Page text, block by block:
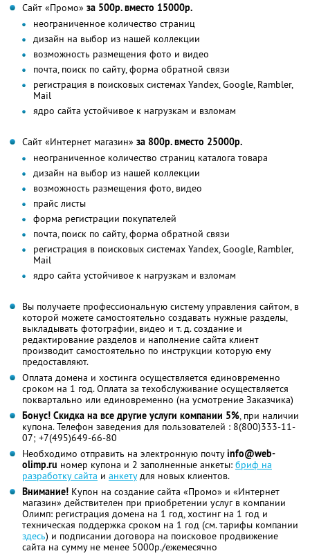
Сайт «Промо» за 500р. вместо 15000р.
неограниченное количество страниц
дизайн на выбор из нашей коллекции
возможность размещения фото и видео
почта, поиск по сайту, форма обратной связи
регистрация в поисковых системах Yandex, Google, Rambler,
Mail
ядро сайта устойчивое к нагрузкам и взломам
Сайт «Интернет магазин» за 800р. вместо 25000р.
неограниченное количество страниц каталога товара
дизайн на выбор из нашей коллекции
возможность размещения фото, видео
прайс листы
форма регистрации покупателей
почта, поиск по сайту, форма обратной связи
регистрация в поисковых системах Yandex, Google, Rambler,
Mail
ядро сайта устойчивое к нагрузкам и взломам
Вы получаете профессиональную систему управления сайтом, в
которой можете самостоятельно создавать нужные разделы,
выкладывать фотографии, видео и т. д. создание и
редактирование разделов и наполнение сайта клиент
производит самостоятельно по инструкции которую ему
предоставляют.
Оплата домена и хостинга осуществляется единовременно
сроком на 1 год. Оплата за техобслуживание осуществляется
поквартально или единовременно (на усмотрение Заказчика)
Бонус! Скидка на все другие услуги компании 5%, при наличии
купона. Телефон заведения для пользователей : 8(800)333-11-
07; +7(495)649-66-80
Необходимо отправить на электронную почтуinfo@web-
olimp.ru номер купона и 2 заполненные анкеты: бриф на
разработку сайта и анкетудля новых клиентов.
Внимание! Купон на создание сайта «Промо» и «Интернет
магазин» действителен при приобретении услуг в компании
Олимп: регистрация домена на 1 год, хостинг на 1 год и
техническая поддержка сроком на 1 год (см. тарифы компании
здесь) и подписании договора на поисковое продвижение
сайта на сумму не менее 5000р./ежемесячно